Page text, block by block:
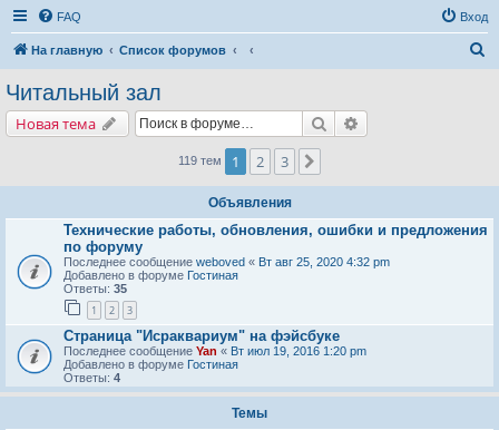
FAQ Вход
На главную Список форумов
Читальный зал
Новая тема Поиск
119 тем 1 2 3
Объявления
Технические работы, обновления, ошибки и предложения
по форуму
Последнее сообщение weboved « Вт авг 25, 2020 4:32 pm
Добавлено в форуме Гостиная
Ответы: 35
1 2 3
Страница "Исраквариум" на фэйсбуке
Последнее сообщение Yan « Вт июл 19, 2016 1:20 pm
Добавлено в форуме Гостиная
Ответы: 4
Темы